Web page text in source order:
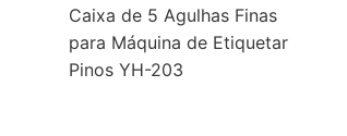
Caixa de 5 Agulhas Finas
para Máquina de Etiquetar
Pinos YH-203